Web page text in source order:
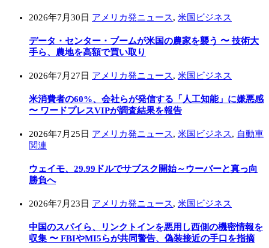
2026年7月30日 アメリカ発ニュース, 米国ビジネス
データ・センター・ブームが米国の農家を襲う 〜 技術大
手ら、農地を高額で買い取り
2026年7月27日 アメリカ発ニュース, 米国ビジネス
米消費者の60%、会社らが発信する「人工知能」に嫌悪感
〜 ワードプレスVIPが調査結果を報告
2026年7月25日 アメリカ発ニュース, 米国ビジネス, 自動車
関連
ウェイモ、29.99ドルでサブスク開始～ウーバーと真っ向
勝負へ
2026年7月23日 アメリカ発ニュース, 米国ビジネス
中国のスパイら、リンクトインを悪用し西側の機密情報を
収集 〜 FBIやMI5らが共同警告、偽装接近の手口を指摘